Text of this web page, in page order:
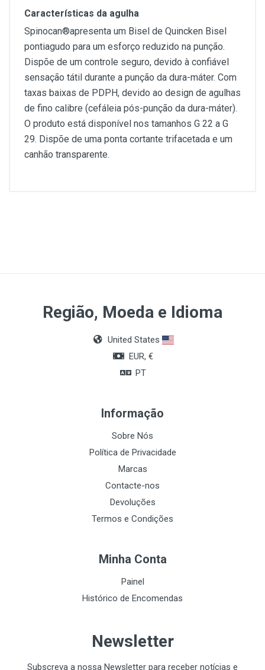
Características da agulha
Spinocan®apresenta um Bisel de Quincken Bisel
pontiagudo para um esforço reduzido na punção.
Dispõe de um controle seguro, devido à confiável
sensação tátil durante a punção da dura-máter. Com
taxas baixas de PDPH, devido ao design de agulhas
de fino calibre (cefáleia pós-punção da dura-máter).
O produto está disponível nos tamanhos G 22 a G
29. Dispõe de uma ponta cortante trifacetada e um
canhão transparente.
TamanhoRegião, Moeda e Idioma
United States
EUR, €
PT
Informação
Sobre Nós
Política de Privacidade
Marcas
Contacte-nos
Devoluções
Termos e Condições
Minha Conta
Painel
Histórico de Encomendas
Newsletter
Subscreva a nossa Newsletter para receber notícias e